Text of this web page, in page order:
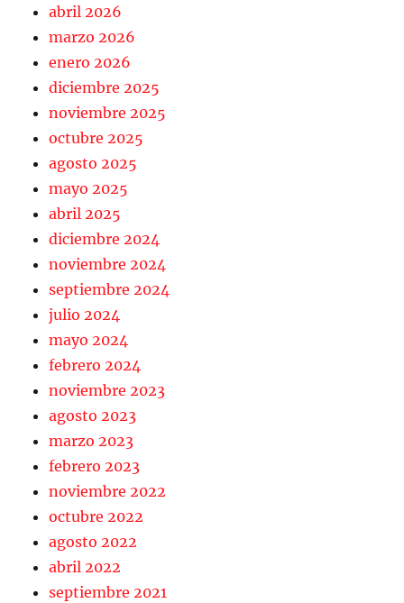
abril 2026
marzo 2026
enero 2026
diciembre 2025
noviembre 2025
octubre 2025
agosto 2025
mayo 2025
abril 2025
diciembre 2024
noviembre 2024
septiembre 2024
julio 2024
mayo 2024
febrero 2024
noviembre 2023
agosto 2023
marzo 2023
febrero 2023
noviembre 2022
octubre 2022
agosto 2022
abril 2022
septiembre 2021